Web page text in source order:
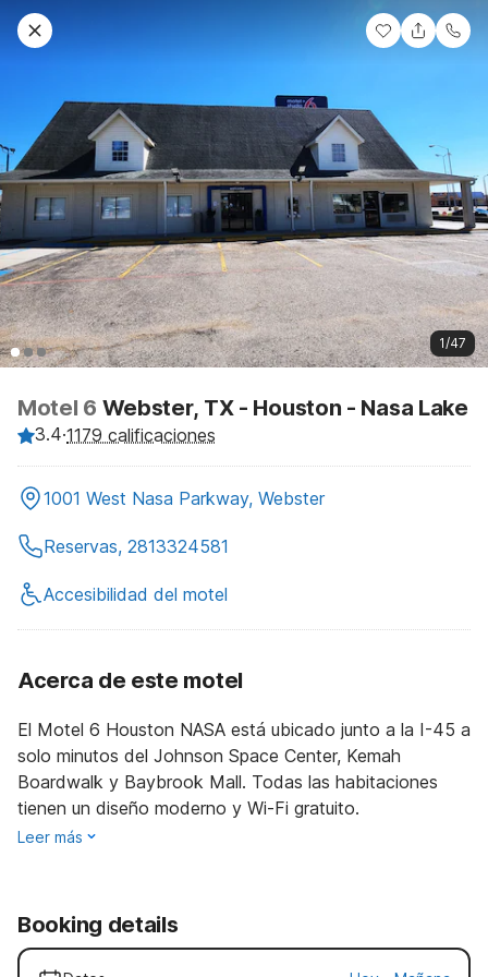
1/47
Motel 6 Webster, TX - Houston - Nasa Lake
3.4·1179 calificaciones
1001 West Nasa Parkway, Webster
Reservas, 2813324581
Accesibilidad del motel
Acerca de este motel
El Motel 6 Houston NASA está ubicado junto a la I-45 a
solo minutos del Johnson Space Center, Kemah
Boardwalk y Baybrook Mall. Todas las habitaciones
tienen un diseño moderno y Wi-Fi gratuito.
Leer más
Booking details